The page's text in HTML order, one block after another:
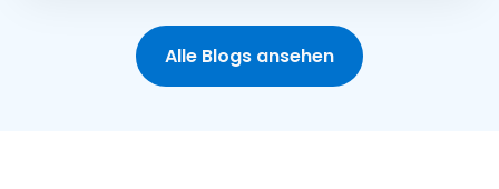
Alle Blogs ansehen